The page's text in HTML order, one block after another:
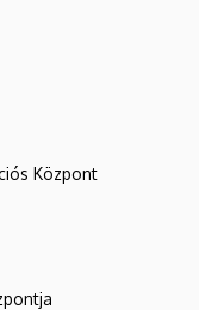
Központ